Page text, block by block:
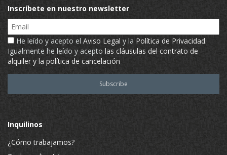
Inscríbete en nuestro newsletter
Email
He leído y acepto el Aviso Legal y la Política de Privacidad.
Igualmente he leído y acepto las cláusulas del contrato de
alquiler y la política de cancelación
Inquilinos
¿Cómo trabajamos?